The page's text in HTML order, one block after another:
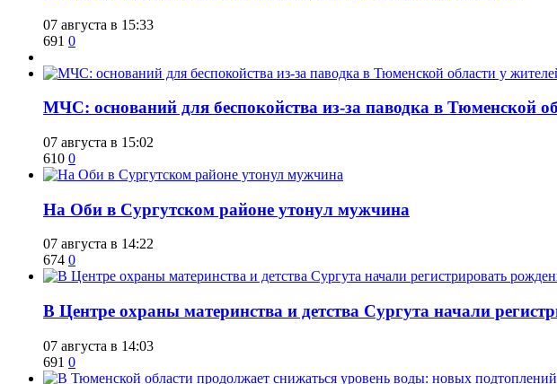
07 августа в 15:33
691 0
​МЧС: оснований для беспокойства из-за паводка в Тюменской
07 августа в 15:02
610 0
​На Оби в Сургутском районе утонул мужчина
07 августа в 14:22
674 0
​В Центре охраны материнства и детства Сургута начали
07 августа в 14:03
691 0